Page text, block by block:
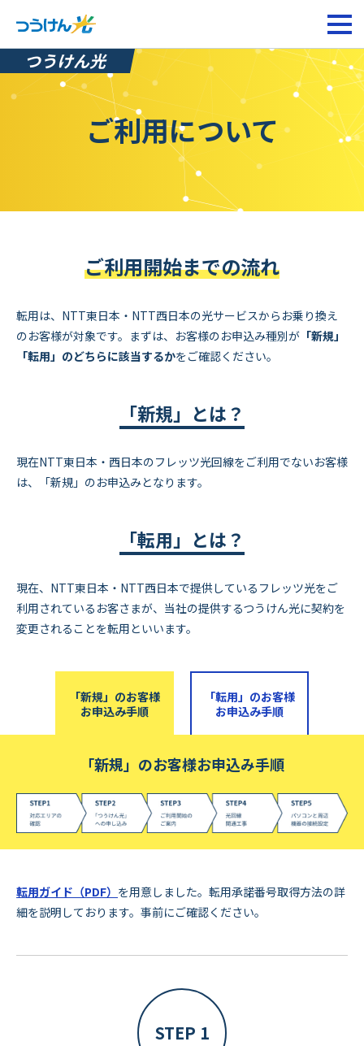
ハン
つうけん光
ご利用について
ご利用開始までの流れ
転用は、NTT東日本・NTT西日本の光サービスからお乗り換え
のお客様が対象です。まずは、お客様のお申込み種別が 「新規」
「転用」のどちらに該当するかをご確認ください。
「新規」とは？
現在NTT東日本・西日本のフレッツ光回線をご利用でないお客様
は、「新規」のお申込みとなります。
「転用」とは？
現在、NTT東日本・NTT西日本で提供しているフレッツ光をご
利用されているお客さまが、当社の提供するつうけん光に契約を
変更されることを転用といいます。
「新規」のお客様
お申込み手順
「転用」のお客様
お申込み手順
「新規」のお客様お申込み手順
転用ガイド（PDF） を用意しました。転用承諾番号取得方法の詳
細を説明しております。事前にご確認ください。
STEP 1